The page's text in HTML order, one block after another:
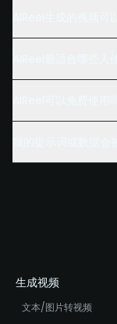
生成视频
文本/图片转视频